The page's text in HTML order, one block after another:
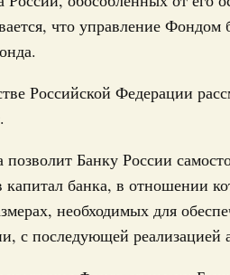
что управление Фондом
Российской Федерации
Банку России
банка, в отношении
необходимых для
с последующей реализацией
и последствий потребления табака» на
также предусмотреть
связанных с их оборотом и
законопроект с учётом замечаний.
2019, среда
система. Недвижимость. Оценочная
на законопроект об
на основании
граждан в случае
недвижимого